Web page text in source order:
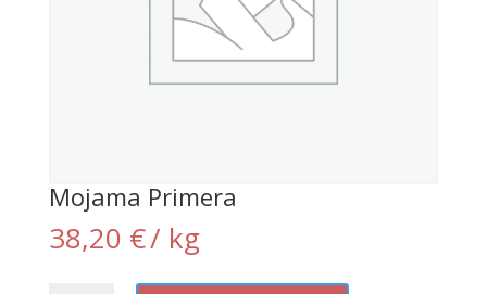
Mojama Primera
38,20 €/ kg